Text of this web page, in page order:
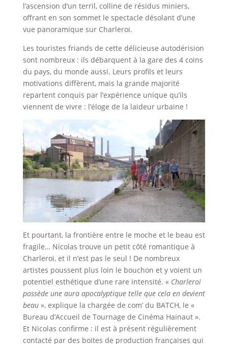
l’ascension d’un terril, colline de résidus miniers,
offrant en son sommet le spectacle désolant d’une
vue panoramique sur Charleroi.
Les touristes friands de cette délicieuse autodérision
sont nombreux : ils débarquent à la gare des 4 coins
du pays, du monde aussi. Leurs profils et leurs
motivations diffèrent, mais la grande majorité
repartent conquis par l’expérience unique qu’ils
viennent de vivre : l’éloge de la laideur urbaine !
Et pourtant, la frontière entre le moche et le beau est
fragile… Nicolas trouve un petit côté romantique à
Charleroi, et il n’est pas le seul ! De nombreux
artistes poussent plus loin le bouchon et y voient un
potentiel esthétique d’une rare intensité. « Charleroi
possède une aura apocalyptique telle que cela en devient
beau», explique la chargée de com’ du BATCH, le «
Bureau d’Accueil de Tournage de Cinéma Hainaut ».
Et Nicolas confirme : il est à présent régulièrement
contacté par des boites de production françaises qui